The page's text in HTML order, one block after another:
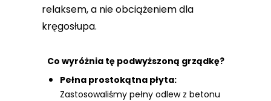
Co wyróżnia tę podwyższoną grządkę?
relaksem, a nie obciążeniem dla
kręgosłupa.
Pełna prostokątna płyta:
Zastosowaliśmy pełny odlew z betonu